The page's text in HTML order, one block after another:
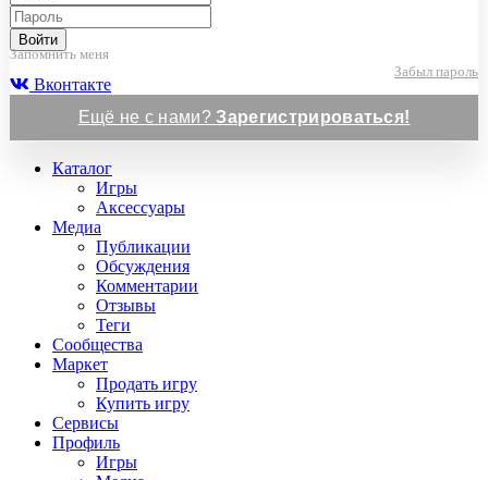
Войти
Запомнить меня
Забыл пароль
Вконтакте
Ещё не с нами?Зарегистрироваться!
Каталог
Игры
Аксессуары
Медиа
Публикации
Обсуждения
Комментарии
Отзывы
Теги
Сообщества
Маркет
Продать игру
Купить игру
Сервисы
Профиль
Игры